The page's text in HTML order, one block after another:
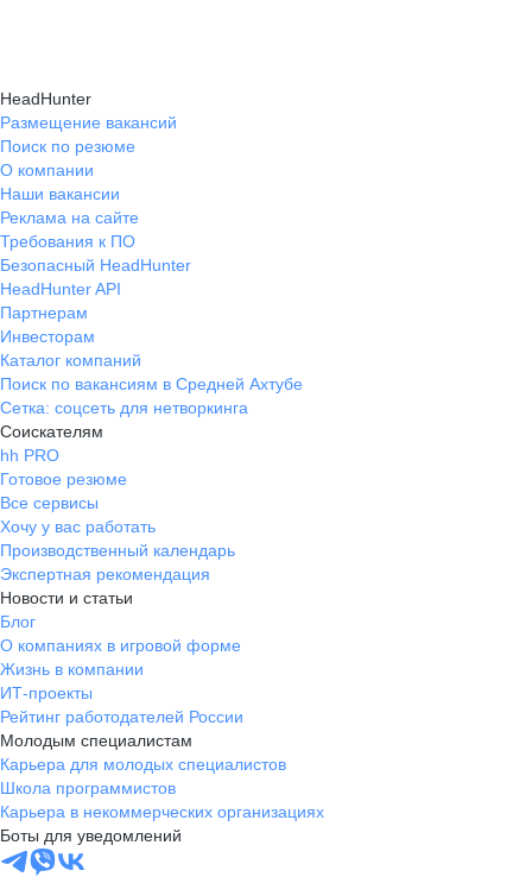
HeadHunter
Размещение вакансий
Поиск по резюме
О компании
Наши вакансии
Реклама на сайте
Требования к ПО
Безопасный HeadHunter
HeadHunter API
Партнерам
Инвесторам
Каталог компаний
Поиск по вакансиям в Средней Ахтубе
Сетка: соцсеть для нетворкинга
Соискателям
hh PRO
Готовое резюме
Все сервисы
Хочу у вас работать
Производственный календарь
Экспертная рекомендация
Новости и статьи
Блог
О компаниях в игровой форме
Жизнь в компании
ИТ-проекты
Рейтинг работодателей России
Молодым специалистам
Карьера для молодых специалистов
Школа программистов
Карьера в некоммерческих организациях
Боты для уведомлений